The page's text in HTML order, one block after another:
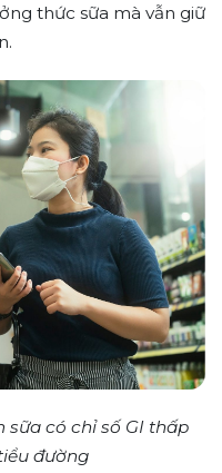
thức sữa mà vẫn giữ
sữa có chỉ số GI thấp
đường